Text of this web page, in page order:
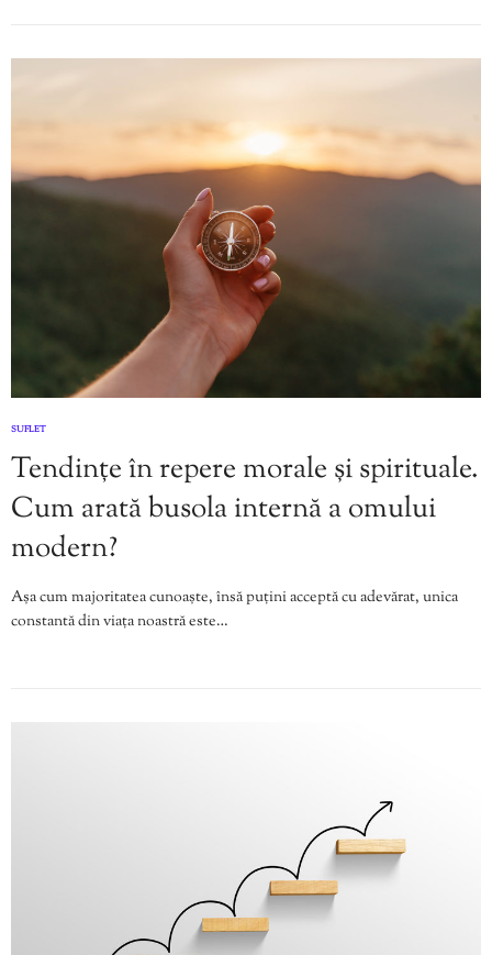
SUFLET
Tendințe în repere morale și spirituale.
Cum arată busola internă a omului
modern?
Așa cum majoritatea cunoaște, însă puțini acceptă cu adevărat, unica
constantă din viața noastră este…